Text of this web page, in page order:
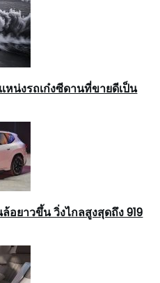
หน่งรถเก๋งซีดานที่ขายดีเป็น
อยาวขึ้น วิ่งไกลสูงสุดถึง 919